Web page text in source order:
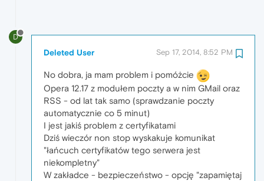
D
Deleted User Sep 17, 2014, 8:52 PM
No dobra, ja mam problem i pomóżcie
Opera 12.17 z modułem poczty a w nim GMail oraz
RSS - od lat tak samo (sprawdzanie poczty
automatycznie co 5 minut)
I jest jakiś problem z certyfikatami
Dziś wieczór non stop wyskakuje komunikat
"łańcuch certyfikatów tego serwera jest
niekompletny"
W zakładce - bezpieczeństwo - opcję "zapamiętaj